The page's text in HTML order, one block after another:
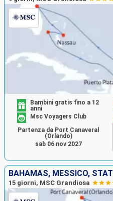
Bambini gratis fino a 12
anni
Msc Voyagers Club
Partenza da Port Canaveral
(Orlando)
sab 06 nov 2027
15 giorni, MSC Grandiosa